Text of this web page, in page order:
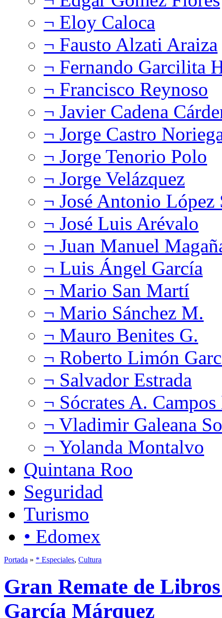
¬ Eloy Caloca
¬ Fausto Alzati Araiza
¬ Fernando Garcilita
¬ Francisco Reynoso
¬ Javier Cadena
¬ Jorge Castro
¬ Jorge Tenorio Polo
¬ Jorge Velázquez
¬ José Antonio López
¬ José Luis Arévalo
¬ Juan Manuel
¬ Luis Ángel García
¬ Mario San Martí
¬ Mario Sánchez M.
¬ Mauro Benites G.
¬ Roberto Limón
¬ Salvador Estrada
¬ Sócrates A.
¬ Vladimir Galeana
¬ Yolanda Montalvo
Quintana Roo
Seguridad
Turismo
• Edomex
Portada » * Especiales, Cultura
Gran Remate de
García Márquez